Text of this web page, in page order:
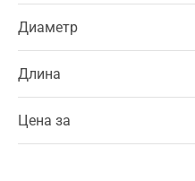
Диаметр
Длина
Цена за